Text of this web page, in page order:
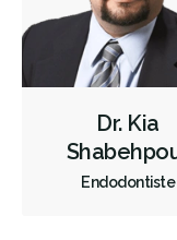
Chirurgie buccale
Hygiène préventive et
Dr. Kia
Endodontiste